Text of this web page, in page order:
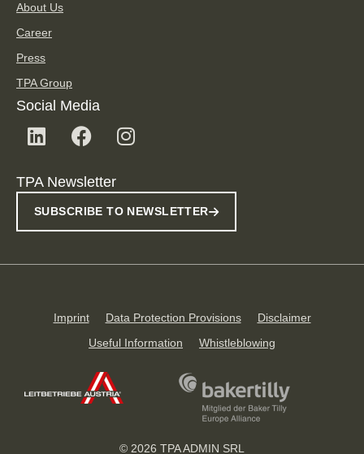
About Us
Career
Press
TPA Group
Social Media
TPA Newsletter
SUBSCRIBE TO NEWSLETTER
Imprint Data Protection Provisions
Disclaimer
Useful Information
Whistleblowing
© 2026 TPA ADMIN SRL